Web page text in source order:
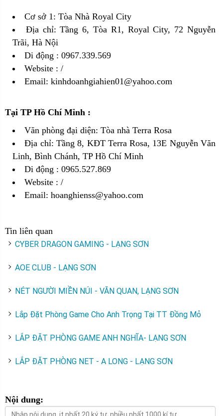
Cơ sở 1: Tòa Nhà Royal City
Địa chỉ: Tầng 6, Tòa R1, Royal City, 72 Nguyễn
Trãi, Hà Nội
Di động : 0967.339.569
Website : /
Email: kinhdoanhgiahien01@yahoo.com
Tại TP Hồ Chí Minh :
Văn phòng đại diện: Tòa nhà Terra Rosa
Địa chỉ: Tầng 8, KĐT Terra Rosa, 13E Nguyễn Văn
Linh, Bình Chánh, TP Hồ Chí Minh
Di động : 0965.527.869
Website : /
Email: hoanghienss@yahoo.com
Tin liên quan
CYBER DRAGON GAMING - LẠNG SƠN
AOE CLUB - LẠNG SƠN
NÉT NGƯỜI MIỀN NÚI - VĂN QUAN, LẠNG SƠN
Lắp Đặt Phòng Game Cho Anh Trọng Tại TT Đồng Mỏ
LẮP ĐẶT PHÒNG GAME ANH NGHĨA- LẠNG SƠN
LẮP ĐẶT PHÒNG NET - A LONG - LẠNG SƠN
Nội dung: